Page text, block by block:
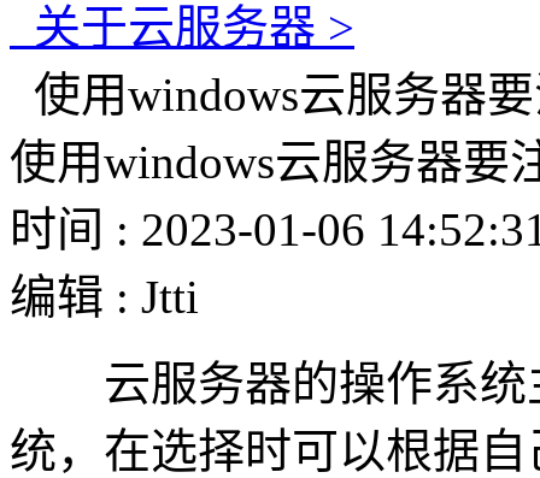
关于云服务器 >
使用windows云服务器
使用windows云服务器要
时间 : 2023-01-06
编辑 : Jtti
云服务器的操作系统
统，在选择时可以根据